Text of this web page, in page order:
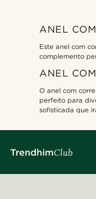
ANEL
Este anel com
complemento
ANEL
O anel com
perfeito para
sofisticada que